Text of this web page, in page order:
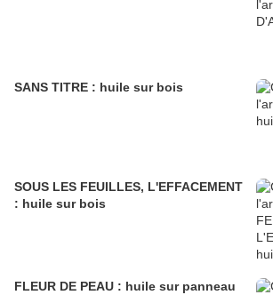
SANS TITRE : huile sur bois
SOUS LES FEUILLES, L'EFFACEMENT
: huile sur bois
FLEUR DE PEAU : huile sur panneau